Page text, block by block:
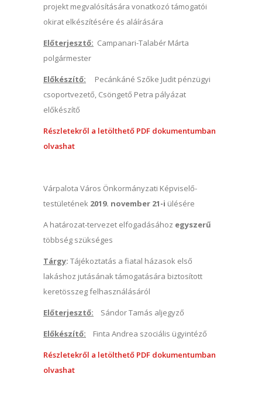
projekt megvalósítására vonatkozó támogatói
okirat elkészítésére és aláírására
Előterjesztő: Campanari-Talabér Márta
polgármester
Előkészítő: Pecánkáné Szőke Judit pénzügyi
csoportvezető, Csöngető Petra pályázat
előkészítő
Részletekről a letölthető PDF dokumentumban
olvashat
Várpalota Város Önkormányzati Képviselő-
testületének 2019. november 21-i ülésére
A határozat-tervezet elfogadásához egyszerű
többség szükséges
Tárgy: Tájékoztatás a fiatal házasok első
lakáshoz jutásának támogatására biztosított
keretösszeg felhasználásáról
Előterjesztő:
Sándor Tamás aljegyző
Előkészítő: Finta Andrea szociális ügyintéző
Részletekről a letölthető PDF dokumentumban
olvashat